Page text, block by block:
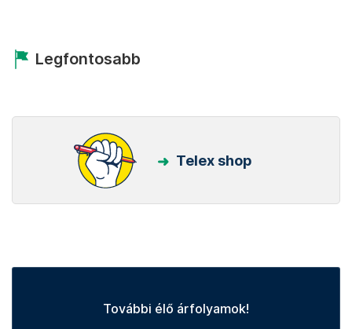
Legfontosabb
Telex shop
További élő árfolyamok!